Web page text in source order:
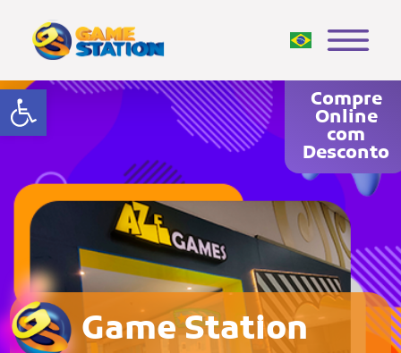
Compre
Online
com
Desconto
Game Station
Abrir a barra de ferramentas